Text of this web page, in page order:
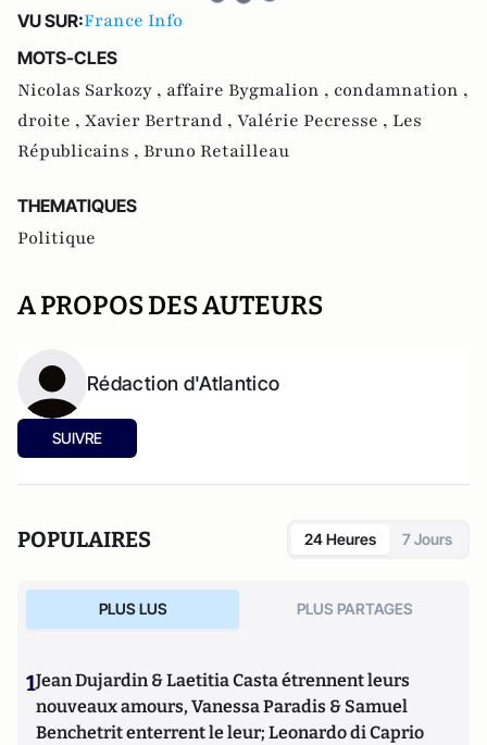
VU SUR:France Info
MOTS-CLES
Nicolas Sarkozy , affaire Bygmalion , condamnation ,
droite , Xavier Bertrand , Valérie Pecresse , Les
Républicains , Bruno Retailleau
THEMATIQUES
Politique
A PROPOS DES AUTEURS
Rédaction d'Atlantico
SUIVRE
POPULAIRES 24 Heures 7 Jours
PLUS LUS PLUS PARTAGES
1Jean Dujardin & Laetitia Casta étrennent leurs
nouveaux amours, Vanessa Paradis & Samuel
Benchetrit enterrent le leur; Leonardo di Caprio